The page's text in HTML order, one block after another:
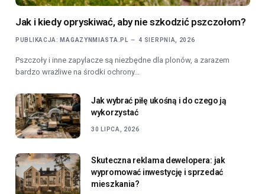
Jak i kiedy opryskiwać, aby nie szkodzić pszczołom?
PUBLIKACJA: MAGAZYNMIASTA.PL 4 SIERPNIA, 2026
Pszczoły i inne zapylacze są niezbędne dla plonów, a zarazem
bardzo wrażliwe na środki ochrony…
Jak wybrać piłę ukośną i do czego ją
wykorzystać
30 LIPCA, 2026
Skuteczna reklama dewelopera: jak
wypromować inwestycję i sprzedać
mieszkania?